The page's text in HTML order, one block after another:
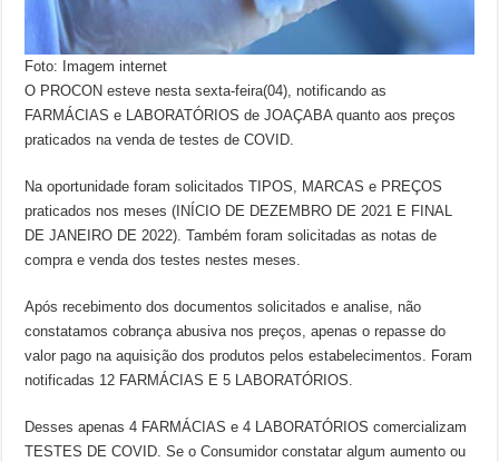
Foto: Imagem internet
O PROCON esteve nesta sexta-feira(04), notificando as
FARMÁCIAS e LABORATÓRIOS de JOAÇABA quanto aos preços
praticados na venda de testes de COVID.
Na oportunidade foram solicitados TIPOS, MARCAS e PREÇOS
praticados nos meses (INÍCIO DE DEZEMBRO DE 2021 E FINAL
DE JANEIRO DE 2022). Também foram solicitadas as notas de
compra e venda dos testes nestes meses.
Após recebimento dos documentos solicitados e analise, não
constatamos cobrança abusiva nos preços, apenas o repasse do
valor pago na aquisição dos produtos pelos estabelecimentos. Foram
notificadas 12 FARMÁCIAS E 5 LABORATÓRIOS.
Desses apenas 4 FARMÁCIAS e 4 LABORATÓRIOS comercializam
TESTES DE COVID. Se o Consumidor constatar algum aumento ou